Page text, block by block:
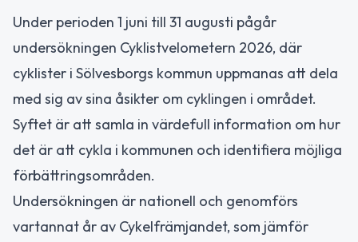
Under perioden 1 juni till 31 augusti pågår
undersökningen Cyklistvelometern 2026, där
cyklister i Sölvesborgs kommun uppmanas att dela
med sig av sina åsikter om cyklingen i området.
Syftet är att samla in värdefull information om hur
det är att cykla i kommunen och identifiera möjliga
förbättringsområden.
Undersökningen är nationell och genomförs
vartannat år av Cykelfrämjandet, som jämför